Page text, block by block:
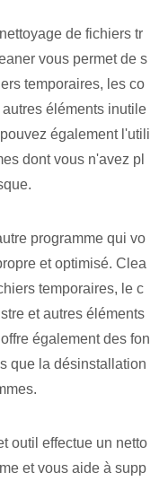
de fichiers tr
vous permet de s
temporaires, les co
éléments inutile
également l'utili
dont vous n'avez pl
programme qui vo
et optimisé. Clea
temporaires, le c
et autres éléments
également des fon
que la désinstallation
outil effectue un netto
et vous aide à supp